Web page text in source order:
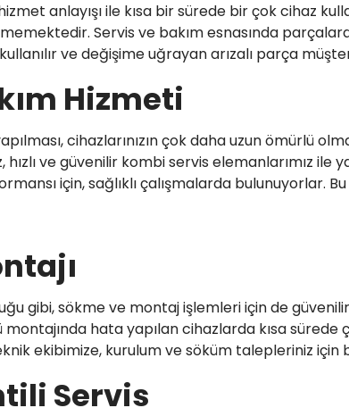
anlayışı ile kısa bir sürede bir çok cihaz
Servis ve bakım esnasında
ve değişime uğrayan arızalı parça
Hizmeti
cihazlarınızın çok daha uzun ömürlü
hızlı ve güvenilir kombi servis elemanlarımız
için, sağlıklı çalışmalarda bulunuyorlar.
gibi, sökme ve montaj işlemleri için de
hata yapılan cihazlarda kısa
ekibimize, kurulum ve söküm talepleriniz için
Servis